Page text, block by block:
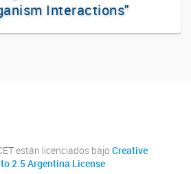
Interactions"
están licenciados bajo Creative
2.5 Argentina License